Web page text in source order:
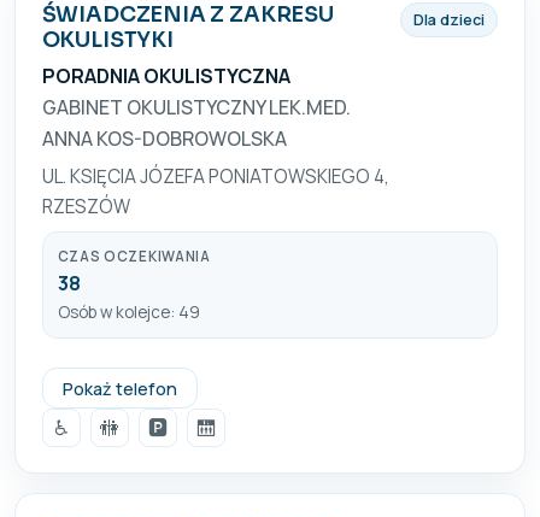
ŚWIADCZENIA Z ZAKRESU
OKULISTYKI
PORADNIA OKULISTYCZNA
GABINET OKULISTYCZNY LEK.MED.
ANNA KOS-DOBROWOLSKA
UL. KSIĘCIA JÓZEFA PONIATOWSKIEGO 4,
RZESZÓW
Dla dzieci
CZAS OCZEKIWANIA
38
Osób w kolejce: 49
Pokaż telefon
+48 570 389 329
♿
🚻 🅿️ 🛗